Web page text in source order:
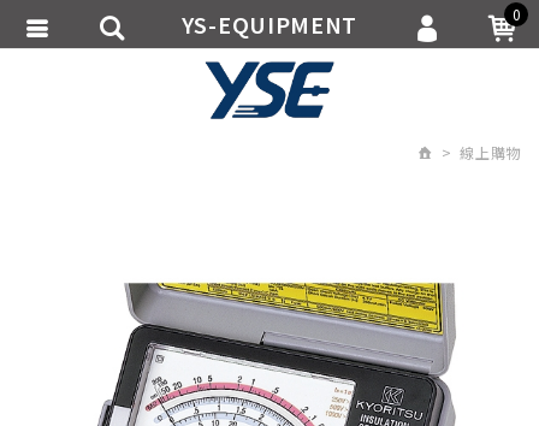
線上購物
YS-EQUIPMENT 0
會員登入
會員註冊
匯款通知
繁體中文